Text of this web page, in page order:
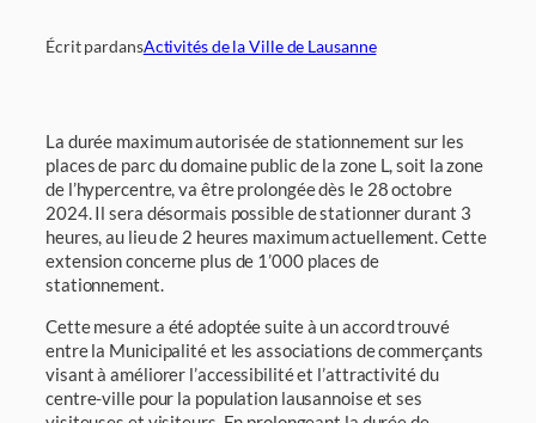
Écrit pardansActivités de la Ville de Lausanne
La durée maximum autorisée de stationnement sur les
places de parc du domaine public de la zone L, soit la zone
de l’hypercentre, va être prolongée dès le 28 octobre
2024. Il sera désormais possible de stationner durant 3
heures, au lieu de 2 heures maximum actuellement. Cette
extension concerne plus de 1’000 places de
stationnement.
Cette mesure a été adoptée suite à un accord trouvé
entre la Municipalité et les associations de commerçants
visant à améliorer l’accessibilité et l’attractivité du
centre-ville pour la population lausannoise et ses